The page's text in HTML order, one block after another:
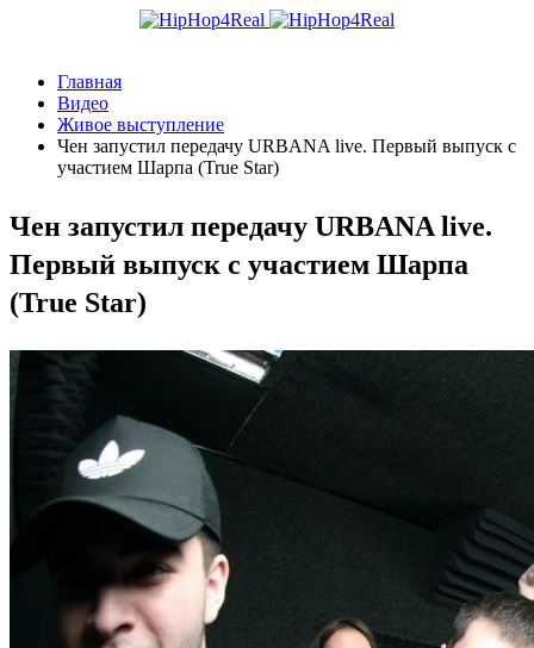
Главная
Видео
Живое выступление
Чен запустил передачу URBANA live. Первый выпуск с
участием Шарпа (True Star)
Чен запустил передачу URBANA live.
Первый выпуск с участием Шарпа
(True Star)